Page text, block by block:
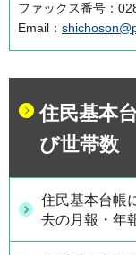
ファックス番号：
Email：
住民基本
び世帯数
住民基本台帳
去の月報・年